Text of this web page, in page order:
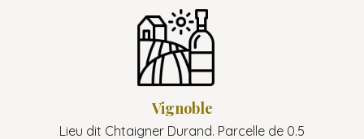
Vignoble
Lieu dit Chtaigner Durand. Parcelle de 0.5